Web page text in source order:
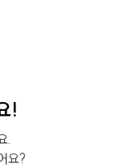
!
.
요?